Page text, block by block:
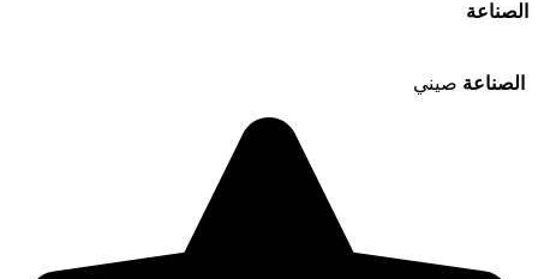
الصناعة
الصناعة صيني